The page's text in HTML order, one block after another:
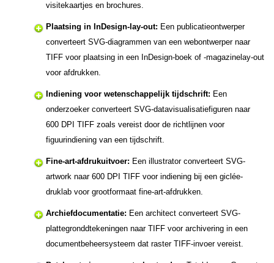
visitekaartjes en brochures.
Plaatsing in InDesign-lay-out: Een publicatieontwerper
converteert SVG-diagrammen van een webontwerper naar
TIFF voor plaatsing in een InDesign-boek of -magazinelay-out
voor afdrukken.
Indiening voor wetenschappelijk tijdschrift: Een
onderzoeker converteert SVG-datavisualisatiefiguren naar
600 DPI TIFF zoals vereist door de richtlijnen voor
figuurindiening van een tijdschrift.
Fine-art-afdrukuitvoer: Een illustrator converteert SVG-
artwork naar 600 DPI TIFF voor indiening bij een giclée-
druklab voor grootformaat fine-art-afdrukken.
Archiefdocumentatie: Een architect converteert SVG-
plattegronddtekeningen naar TIFF voor archivering in een
documentbeheersysteem dat raster TIFF-invoer vereist.